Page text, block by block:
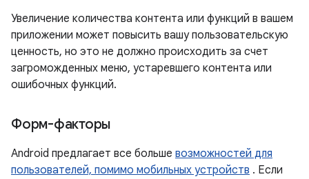
Увеличение количества контента или функций в вашем
приложении может повысить вашу пользовательскую
ценность, но это не должно происходить за счет
загроможденных меню, устаревшего контента или
ошибочных функций.
Форм-факторы
Android предлагает все больше возможностей для
пользователей, помимо мобильных устройств . Если